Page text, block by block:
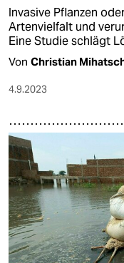
Invasive Pflanzen
Artenvielfalt und
Eine Studie schlägt
Von Christian
4.9.2023